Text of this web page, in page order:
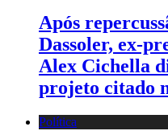
Após
Dassoler, ex-
Alex Cichella
projeto citado
Política